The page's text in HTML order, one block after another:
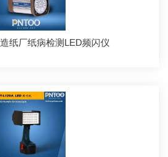
纸厂纸病检测LED频闪仪